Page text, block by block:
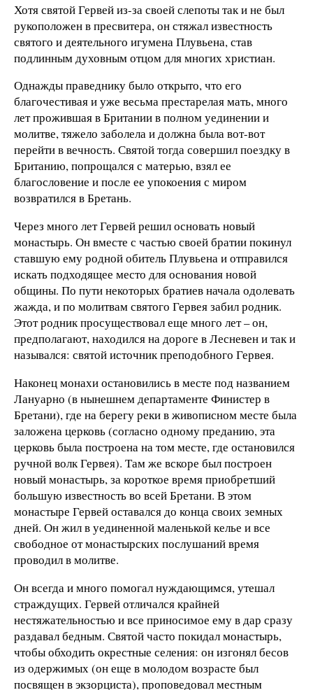
Хотя святой Гервей из-за своей слепоты так и не был
рукоположен в пресвитера, он стяжал известность
святого и деятельного игумена Плувьена, став
подлинным духовным отцом для многих христиан.
Однажды праведнику было открыто, что его
благочестивая и уже весьма престарелая мать, много
лет прожившая в Британии в полном уединении и
молитве, тяжело заболела и должна была вот-вот
перейти в вечность. Святой тогда совершил поездку в
Британию, попрощался с матерью, взял ее
благословение и после ее упокоения с миром
возвратился в Бретань.
Через много лет Гервей решил основать новый
монастырь. Он вместе с частью своей братии покинул
ставшую ему родной обитель Плувьена и отправился
искать подходящее место для основания новой
общины. По пути некоторых братиев начала одолевать
жажда, и по молитвам святого Гервея забил родник.
Этот родник просуществовал еще много лет – он,
предполагают, находился на дороге в Лесневен и так и
назывался: святой источник преподобного Гервея.
Наконец монахи остановились в месте под названием
Лануарно (в нынешнем департаменте Финистер в
Бретани), где на берегу реки в живописном месте была
заложена церковь (согласно одному преданию, эта
церковь была построена на том месте, где остановился
ручной волк Гервея). Там же вскоре был построен
новый монастырь, за короткое время приобретший
большую известность во всей Бретани. В этом
монастыре Гервей оставался до конца своих земных
дней. Он жил в уединенной маленькой келье и все
свободное от монастырских послушаний время
проводил в молитве.
Он всегда и много помогал нуждающимся, утешал
страждущих. Гервей отличался крайней
нестяжательностью и все приносимое ему в дар сразу
раздавал бедным. Святой часто покидал монастырь,
чтобы обходить окрестные селения: он изгонял бесов
из одержимых (он еще в молодом возрасте был
посвящен в экзорциста), проповедовал местным